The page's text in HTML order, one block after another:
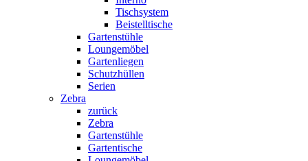
Tischsystem
Beistelltische
Gartenstühle
Loungemöbel
Gartenliegen
Schutzhüllen
Serien
Zebra
zurück
Zebra
Gartenstühle
Gartentische